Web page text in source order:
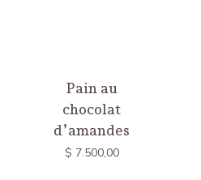
Pain au
chocolat
d’amandes
$ 7.500,00